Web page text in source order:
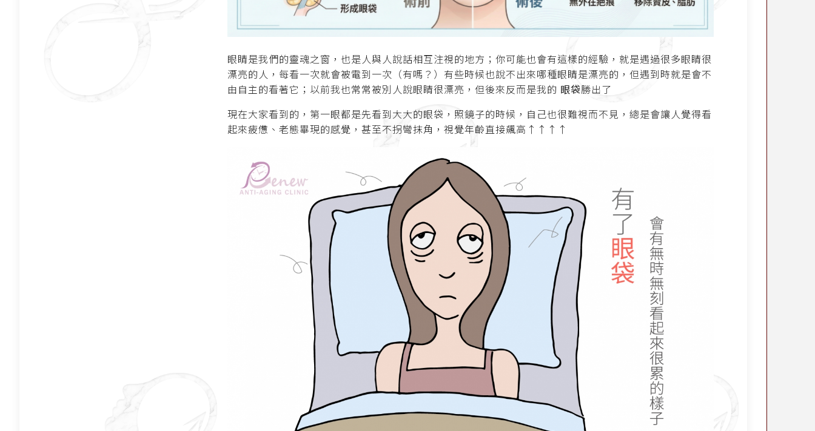
眼睛是我們的靈魂之窗，也是人與人說話相互注視的地方；你可能也會有這樣的經驗，就是遇過很多眼睛很
漂亮的人，每看一次就會被電到一次（有嗎？）有些時候也說不出來哪種眼睛是漂亮的，但遇到時就是會不
由自主的看著它；以前我也常常被別人說眼睛很漂亮，但後來反而是我的 眼袋勝出了
現在大家看到的，第一眼都是先看到大大的眼袋，照鏡子的時候，自己也很難視而不見，總是會讓人覺得看
起來疲憊、老態畢現的感覺，甚至不拐彎抹角，視覺年齡直接飆高↑↑↑↑